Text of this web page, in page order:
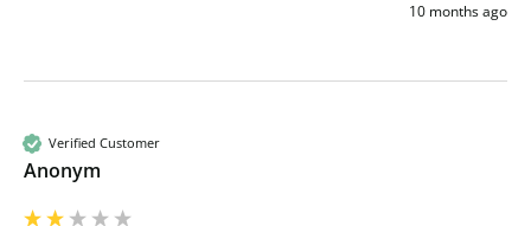
10 months ago
Verified Customer
Anonym